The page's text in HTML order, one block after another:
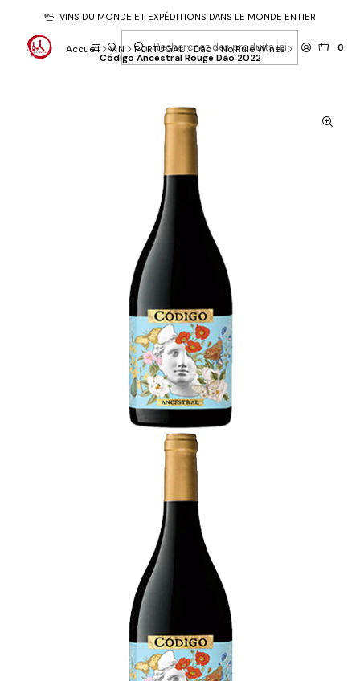
0
VINS DU MONDE ET EXPÉDITIONS DANS LE MONDE ENTIER
Accueil VIN PORTUGAL Dão No Rule Wines
Código Ancestral Rouge Dão 2022